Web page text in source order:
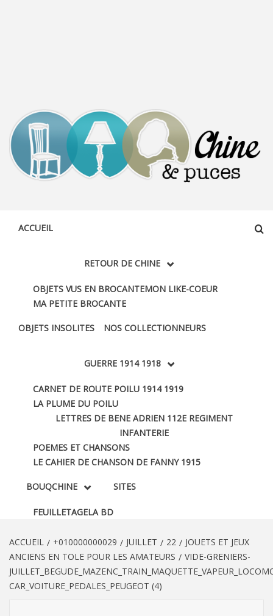
ACCUEIL
RETOUR DE CHINE
OBJETS VUS EN BROCANTEMON LIKE-COEUR
MA PETITE BROCANTE
OBJETS INSOLITES NOS COLLECTIONNEURS
GUERRE 1914 1918
CARNET DE ROUTE POILU 1914 1919
LA PLUME DU POILU
LETTRES DE BENE ADRIEN 112E REGIMENT
INFANTERIE
POEMES ET CHANSONS
LE CAHIER DE CHANSON DE FANNY 1915
BOUQCHINE
FEUILLETAGELA BD
SITES
ACCUEIL +010000000029 JUILLET 22
JOUETS ET JEUX
ANCIENS EN TOLE POUR LES AMATEURS
VIDE-GRENIERS-
CAR_VOITURE_PEDALES_PEUGEOT (4)